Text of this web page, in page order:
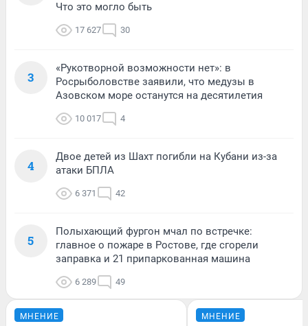
Что это могло быть
17 627 30
3
«Рукотворной возможности нет»: в
Росрыболовстве заявили, что медузы в
Азовском море останутся на десятилетия
10 017 4
4
Двое детей из Шахт погибли на Кубани из-за
атаки БПЛА
6 371 42
5
Полыхающий фургон мчал по встречке:
главное о пожаре в Ростове, где сгорели
заправка и 21 припаркованная машина
6 289 49
МНЕНИЕ МНЕНИЕ